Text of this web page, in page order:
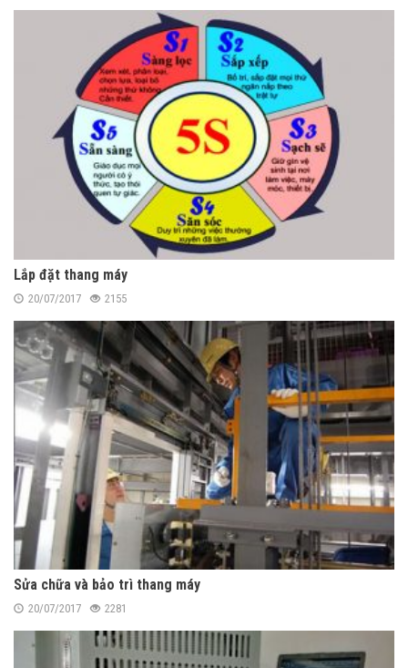
Lắp đặt thang máy
20/07/2017 2155
Sửa chữa và bảo trì thang máy
20/07/2017 2281